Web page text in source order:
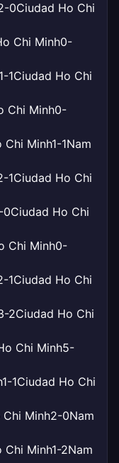
0Ciudad Ho Chi
Chi Minh0-
1Ciudad Ho Chi
Chi Minh0-
Chi Minh1-1Nam
1Ciudad Ho Chi
0Ciudad Ho Chi
Chi Minh0-
1Ciudad Ho Chi
2Ciudad Ho Chi
Chi Minh5-
1-1Ciudad Ho Chi
Minh2-0Nam
Chi Minh1-2Nam